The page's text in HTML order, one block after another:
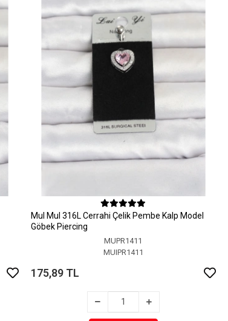
MuI MuI 316L Cerrahi Çelik Pembe Kalp Model
Göbek Piercing
MUPR1411
MUIPR1411
175,89 TL